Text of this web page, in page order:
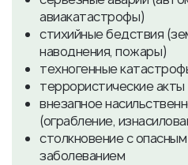
авиакатастрофы)
стихийные бедствия
наводнения, пожары)
техногенные
террористические акты
внезапное
(ограбление,
столкновение с
заболеванием